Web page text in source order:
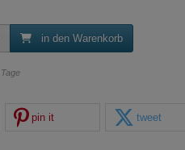
in den Warenkorb
pin it tweet